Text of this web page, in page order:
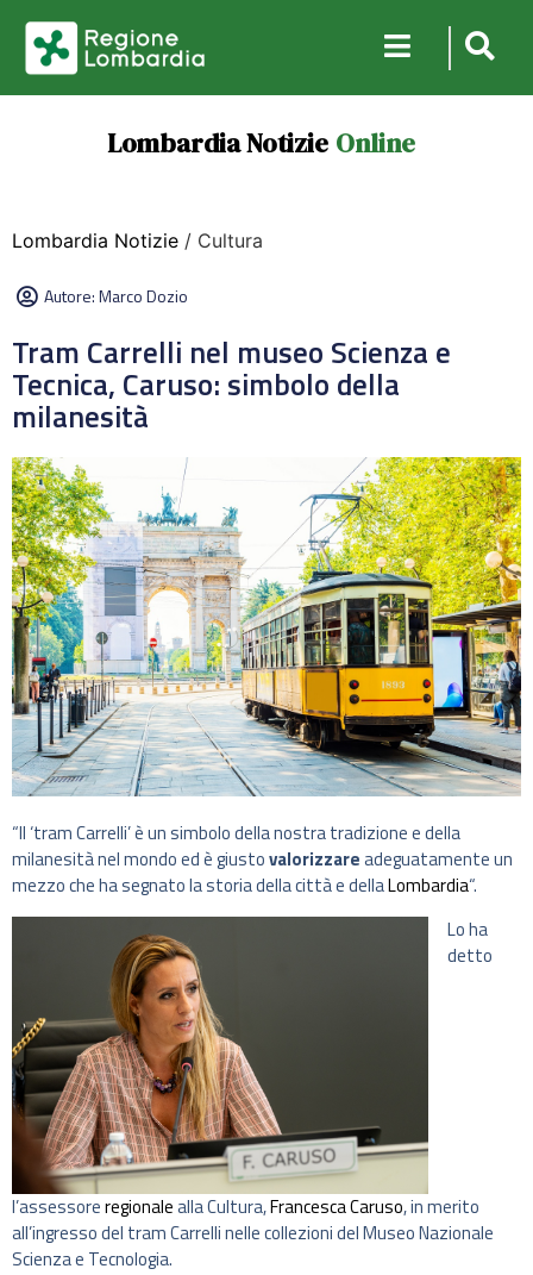
Lombardia Notizie Online
Lombardia Notizie / Cultura
Autore:Marco Dozio
Tram Carrelli nel museo Scienza e
Tecnica, Caruso: simbolo della
milanesità
“Il ‘tram Carrelli’ è un simbolo della nostra tradizione e della
milanesità nel mondo ed è giustovalorizzareadeguatamente un
mezzo che ha segnato la storia della città e dellaLombardia“.
Lo ha
detto
l’assessoreregionalealla Cultura,Francesca Caruso, in merito
all’ingresso del tram Carrelli nelle collezioni del Museo Nazionale
Scienza e Tecnologia.